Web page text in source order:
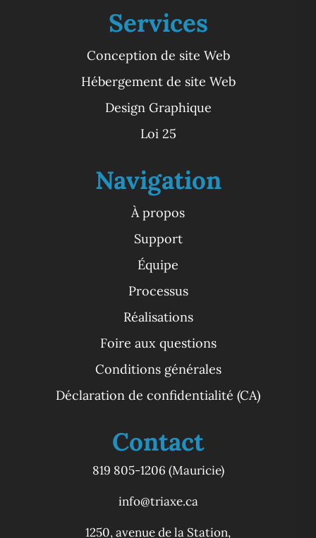
Services
Conception de site Web
Hébergement de site Web
Design Graphique
Loi 25
Navigation
À propos
Support
Équipe
Processus
Réalisations
Foire aux questions
Conditions générales
Déclaration de confidentialité (CA)
Contact
819 805-1206 (Mauricie)
info@triaxe.ca
1250, avenue de la Station,